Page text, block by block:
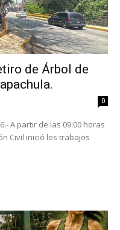
de Árbol de
0
A partir de las 09:00 horas
Civil inició los trabajos